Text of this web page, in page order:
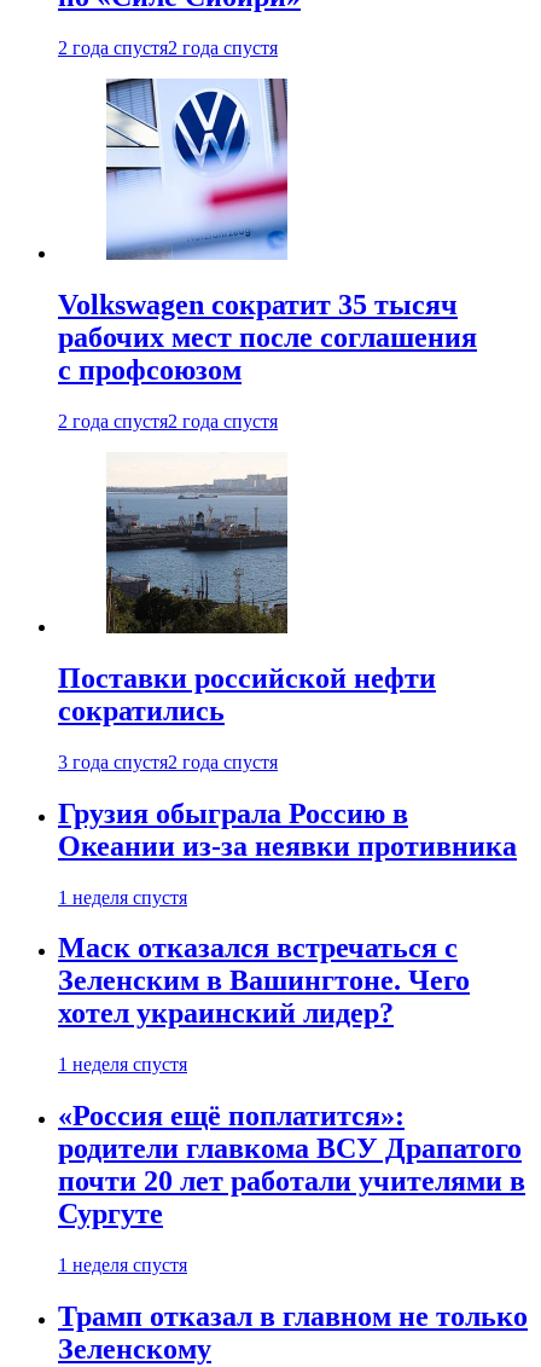
2 года спустя2 года спустя
Volkswagen сократит 35 тысяч
рабочих мест после соглашения
с профсоюзом
2 года спустя2 года спустя
Поставки российской нефти
сократились
3 года спустя2 года спустя
Грузия обыграла Россию в
Океании из-за неявки противника
1 неделя спустя
Маск отказался встречаться с
Зеленским в Вашингтоне. Чего
хотел украинский лидер?
1 неделя спустя
«Россия ещё поплатится»:
родители главкома ВСУ Драпатого
почти 20 лет работали учителями в
Сургуте
1 неделя спустя
Трамп отказал в главном не только
Зеленскому